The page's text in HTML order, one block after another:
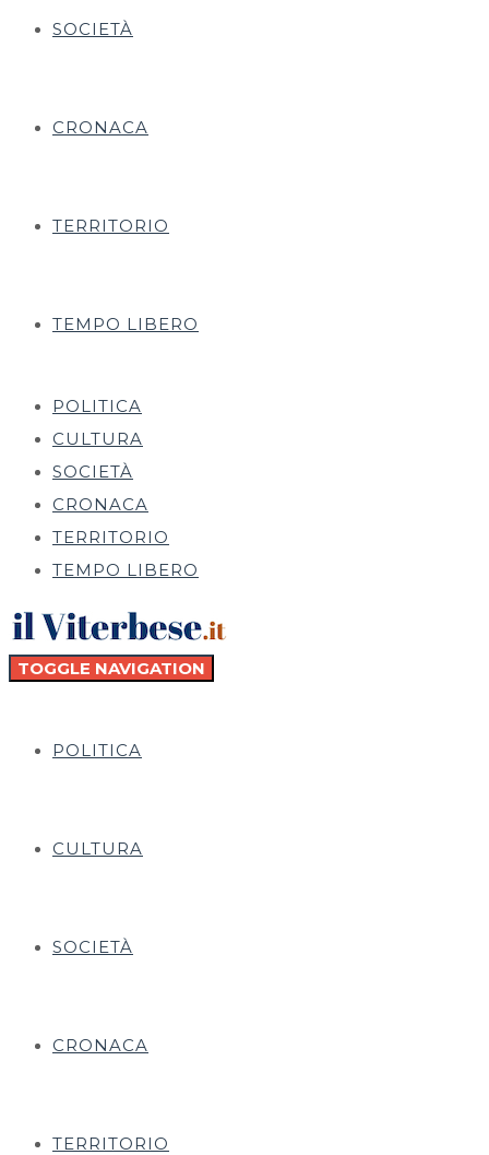
SOCIETÀ
CRONACA
TERRITORIO
TEMPO LIBERO
POLITICA
CULTURA
SOCIETÀ
CRONACA
TERRITORIO
TEMPO LIBERO
TOGGLE NAVIGATION
POLITICA
CULTURA
SOCIETÀ
CRONACA
TERRITORIO